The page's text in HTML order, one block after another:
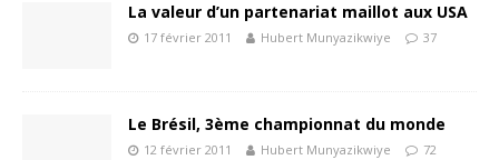
La valeur d’un partenariat maillot aux USA
17 février 2011 Hubert Munyazikwiye 37
Le Brésil, 3ème championnat du monde
12 février 2011 Hubert Munyazikwiye 72